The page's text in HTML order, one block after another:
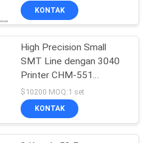
KONTAK
High Precision Small
SMT Line dengan 3040
Printer CHM-551
Mounter T961 Oven
$10200 MOQ:1 set
KONTAK